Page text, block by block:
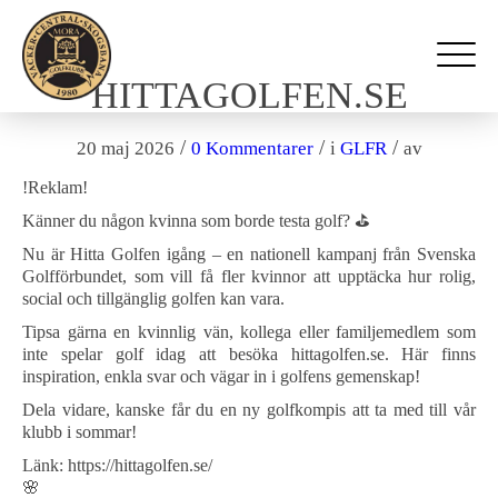
HITTAGOLFEN.SE
20 maj 2026 / 0 Kommentarer / i GLFR / av
!Reklam!
Känner du någon kvinna som borde testa golf? ⛳
Nu är Hitta Golfen igång – en nationell kampanj från Svenska
Golfförbundet, som vill få fler kvinnor att upptäcka hur rolig,
social och tillgänglig golfen kan vara.
Tipsa gärna en kvinnlig vän, kollega eller familjemedlem som
inte spelar golf idag att besöka hittagolfen.se. Här finns
inspiration, enkla svar och vägar in i golfens gemenskap!
Dela vidare, kanske får du en ny golfkompis att ta med till vår
klubb i sommar!
Länk: https://hittagolfen.se/
🌸